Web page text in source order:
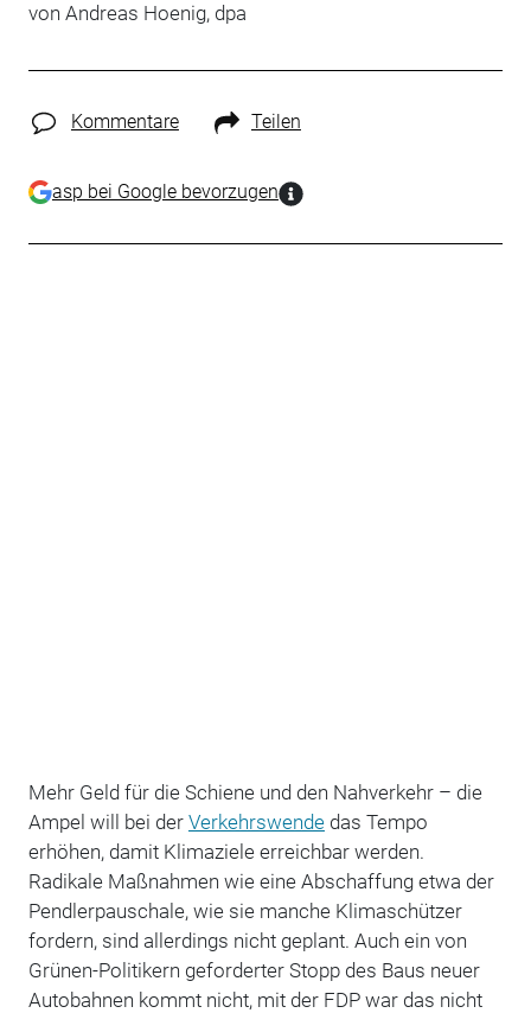
von Andreas Hoenig, dpa
Kommentare Teilen
asp bei Google bevorzugen
Mehr Geld für die Schiene und den Nahverkehr – die
Ampel will bei der Verkehrswendedas Tempo
erhöhen, damit Klimaziele erreichbar werden.
Radikale Maßnahmen wie eine Abschaffung etwa der
Pendlerpauschale, wie sie manche Klimaschützer
fordern, sind allerdings nicht geplant. Auch ein von
Grünen-Politikern geforderter Stopp des Baus neuer
Autobahnen kommt nicht, mit der FDP war das nicht